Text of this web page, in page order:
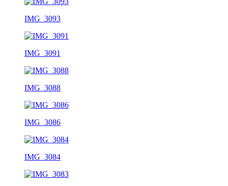
IMG_3093
IMG_3091
IMG_3088
IMG_3086
IMG_3084